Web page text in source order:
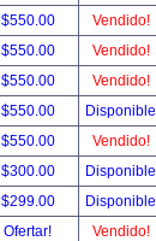
$550.00
Vendido!
$550.00
Vendido!
$550.00
Vendido!
$550.00
Disponible
$550.00
Vendido!
$300.00
Disponible
$299.00
Disponible
Ofertar!
Vendido!